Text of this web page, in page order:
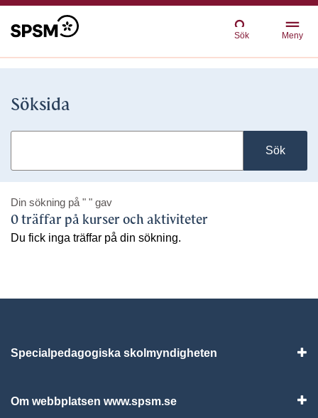
Sök Meny
Söksida
Sök
Din sökning på " " gav
0 träffar på kurser och aktiviteter
Du fick inga träffar på din sökning.
Specialpedagogiska skolmyndigheten
Om webbplatsen www.spsm.se